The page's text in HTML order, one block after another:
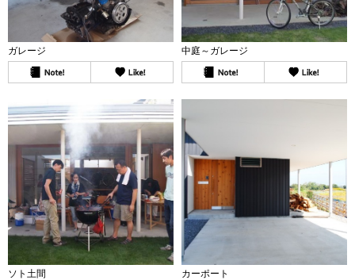
ガレージ 中庭～ガレージ
ソト土間 カーポート